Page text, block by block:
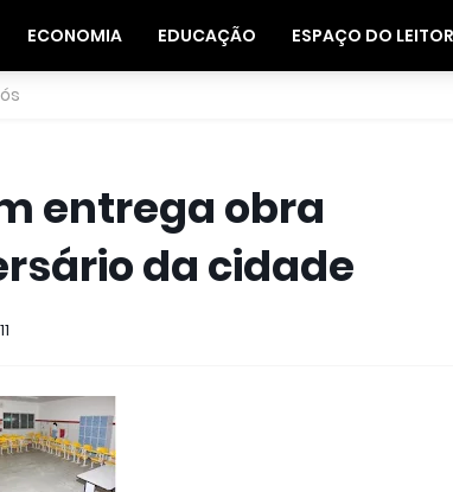
ECONOMIA EDUCAÇÃO ESPAÇO DO LEITOR
entrega obra
da cidade